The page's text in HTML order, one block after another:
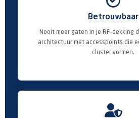
Betrouwbaar
Nooit meer gaten in je RF-dekking
architectuur met accesspoints die
cluster vormen.
